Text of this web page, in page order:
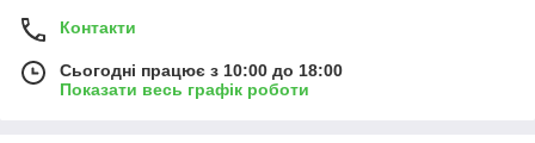
Контакти
Сьогодні працює з 10:00 до 18:00
Показати весь графік роботи